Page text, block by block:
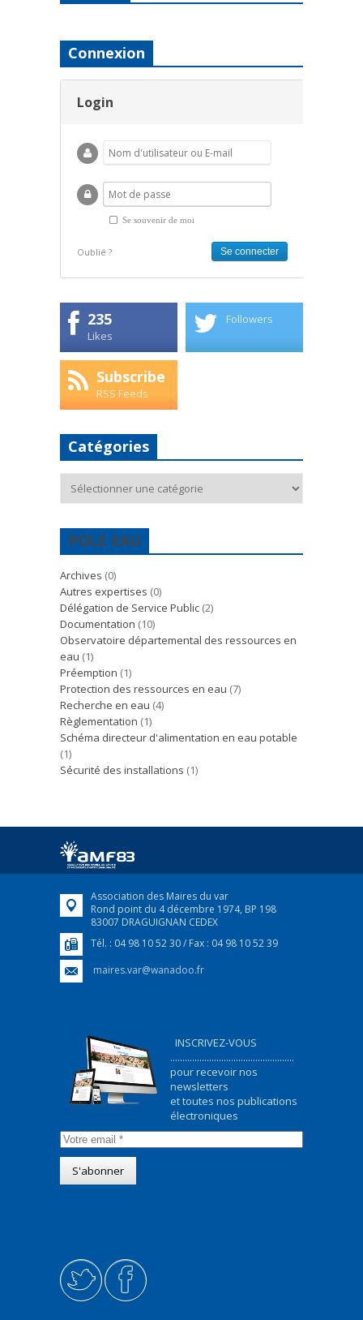
Connexion
Login
Se souvenir de moi
Oublié ?
235
Likes
Followers
Subscribe
RSS Feeds
Catégories
POLE EAU
Archives (0)
Autres expertises (0)
Délégation de Service Public (2)
Documentation (10)
Observatoire départemental des ressources en
eau (1)
Préemption (1)
Protection des ressources en eau (7)
Recherche en eau (4)
Règlementation (1)
Schéma directeur d'alimentation en eau potable
(1)
Sécurité des installations (1)
Association des Maires du var
Rond point du 4 décembre 1974, BP 198
83007 DRAGUIGNAN CEDEX
Tél. : 04 98 10 52 30 / Fax : 04 98 10 52 39
maires.var@wanadoo.fr
INSCRIVEZ-VOUS
...................................................
pour recevoir nos
newsletters
et toutes nos publications
électroniques